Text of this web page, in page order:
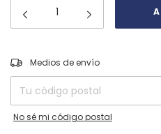
Entregas para el CP:
Medios de envío
No sé mi código postal